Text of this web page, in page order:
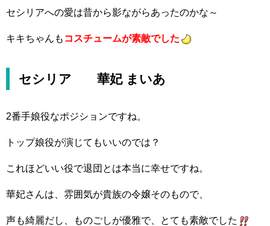
セシリアへの愛は昔から影ながらあったのかな～
キキちゃんも コスチュームが素敵でした
セシリア 華妃 まいあ
2番手娘役なポジションですね。
トップ娘役が演じてもいいのでは？
これほどいい役で退団とは本当に幸せですね。
華妃さんは、雰囲気が貴族の令嬢そのもので、
声も綺麗だし、ものごしが優雅で、とても素敵でした